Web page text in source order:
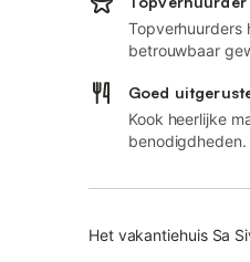
Topverhuurders
betrouwbaar
Goed
Kook heerlijke
benodigdheden.
Het vakantiehuis Sa